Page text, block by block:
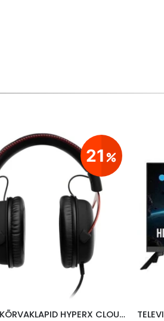
21
MÄNGURIKÕRVAKLAPID HYPERX CLOUD II, PUNANE